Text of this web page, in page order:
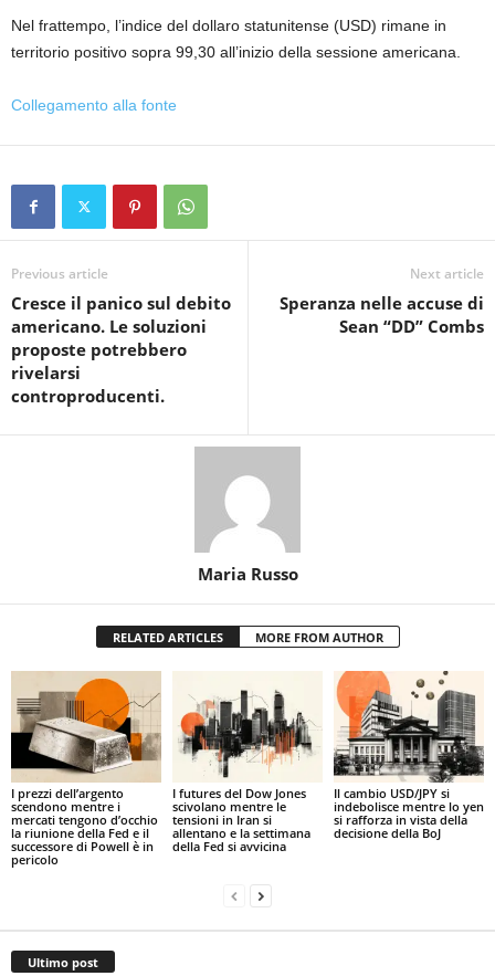
Nel frattempo, l’indice del dollaro statunitense (USD) rimane in
territorio positivo sopra 99,30 all’inizio della sessione americana.
Collegamento alla fonte
Previous article
Cresce il panico sul debito
americano. Le soluzioni
proposte potrebbero
rivelarsi
controproducenti.
Next article
Speranza nelle accuse di
Sean “DD” Combs
Maria Russo
RELATED ARTICLES MORE FROM AUTHOR
I prezzi dell’argento
scendono mentre i
mercati tengono d’occhio
la riunione della Fed e il
successore di Powell è in
pericolo
I futures del Dow Jones
scivolano mentre le
tensioni in Iran si
allentano e la settimana
della Fed si avvicina
Il cambio USD/JPY si
indebolisce mentre lo yen
si rafforza in vista della
decisione della BoJ
Ultimo post